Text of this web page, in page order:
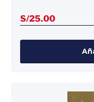
S/25.00